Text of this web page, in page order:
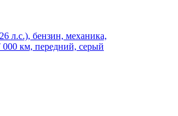
л.с.), бензин, механика,
км, передний, серый